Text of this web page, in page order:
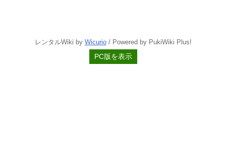
レンタルWiki by Wicurio/ Powered by PukiWiki Plus!
PC版を表示